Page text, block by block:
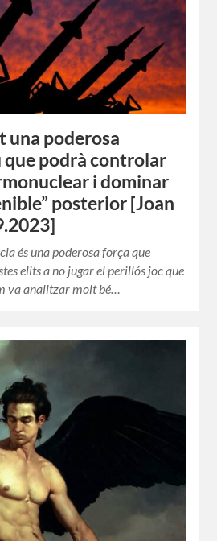
una poderosa
que podrà controlar
i dominar
posterior [Joan
és una poderosa força que
elits a no jugar el perillós joc que
va analitzar molt bé…